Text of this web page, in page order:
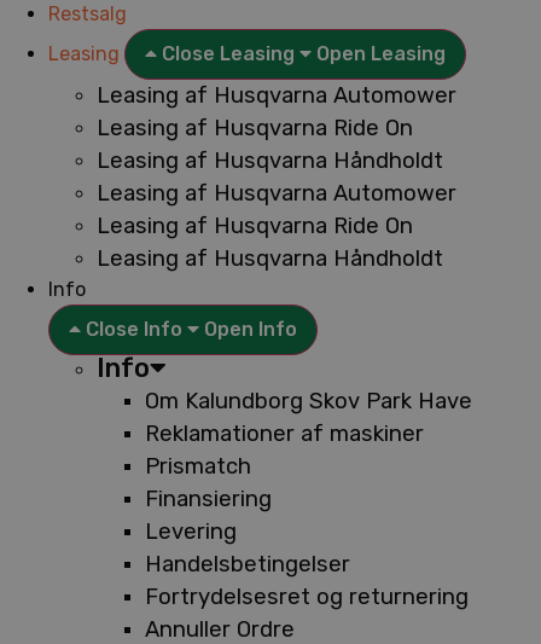
Restsalg
Leasing
Close Leasing Open Leasing
Leasing af Husqvarna Automower
Leasing af Husqvarna Ride On
Leasing af Husqvarna Håndholdt
Leasing af Husqvarna Automower
Leasing af Husqvarna Ride On
Leasing af Husqvarna Håndholdt
Info
Close Info
Open Info
Info
Om Kalundborg Skov Park Have
Reklamationer af maskiner
Prismatch
Finansiering
Levering
Handelsbetingelser
Fortrydelsesret og returnering
Annuller Ordre